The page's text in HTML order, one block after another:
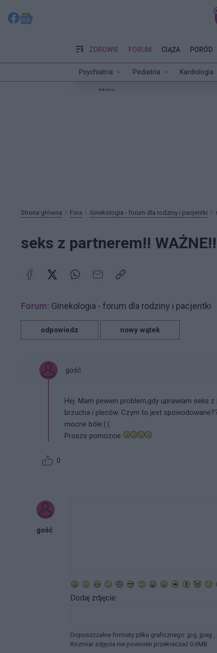
ZDROWIE
Psychiatria Pediatria Kardiologia
FORUM CIĄŻA PORÓD
Reklama:
Strona główna Fora Ginekologia - forum dla rodziny i pacjentki
seks z partnerem!! WAŻNE!!
Forum: Ginekologia - forum dla rodziny i pacjentki
odpowiedz nowy wątek
gość
Hej. Mam pewien problem,gdy uprawiam seks
brzucha i pleców. Czym to jest
mocne bóle:(:(
Prosze pomozcie
0
gość
Dodaj zdjęcie:
Dopuszczalne formaty pliku graficznego: jpg, jpeg ,
Rozmiar zdjęcia nie powinien przekraczać 0.6MB.